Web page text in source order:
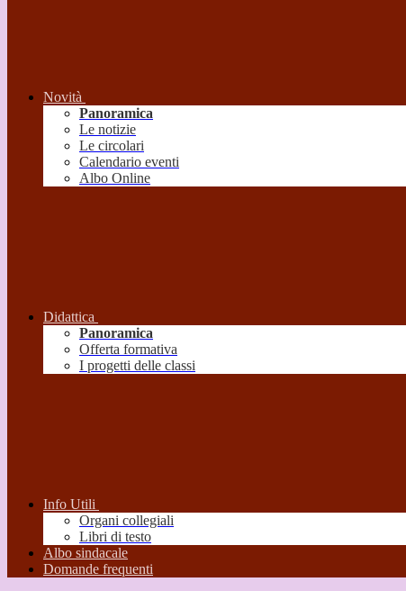
Novità
Panoramica
Le notizie
Le circolari
Calendario eventi
Albo Online
Didattica
Panoramica
Offerta formativa
I progetti delle classi
Info Utili
Organi collegiali
Libri di testo
Albo sindacale
Domande frequenti